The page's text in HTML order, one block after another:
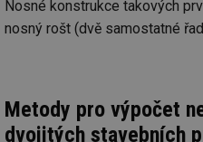
Nosné konstrukce takových
nosný rošt (dvě samostatné
Metody pro výpočet
dvojitých stavebních
id